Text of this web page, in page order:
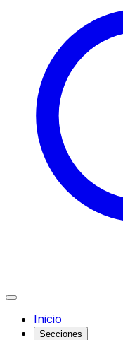
Inicio
Secciones